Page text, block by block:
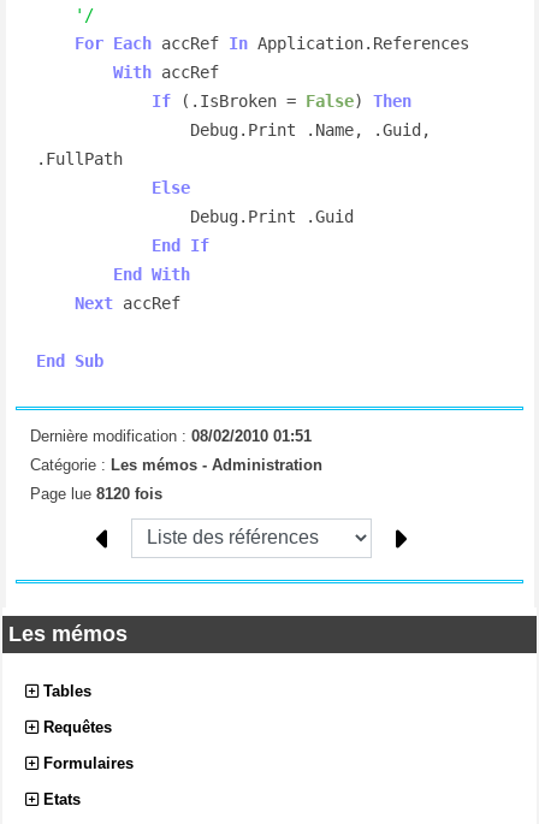
Les mémos
Tables
Requêtes
Formulaires
Etats
'/
For Each accRef In Application.References
With accRef
If (.IsBroken = False) Then
.FullPath
Else
End If
End With
Next accRef
End Sub
Dernière modification : 08/02/2010 01:51
Catégorie : Les mémos - Administration
Page lue 8120 fois